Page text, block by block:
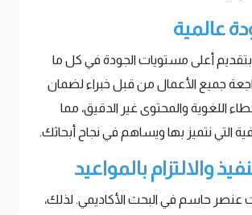
عالمية
أعلى مستويات الجودة في كل ما
جميع الأعمال من قبل خبراء لضمان
اللغوية والمحتوى غير الدقيق، مما
التي نتميز بها ويساهم في نجاح أبحاثك.
والالتزام بالمواعيد
عنصر حاسم في البحث الأكاديمي. لذلك،